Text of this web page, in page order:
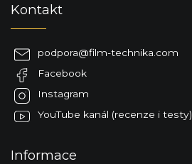
Kontakt
podpora@film-technika.com
Facebook
Instagram
YouTube kanál (recenze i testy)
Informace